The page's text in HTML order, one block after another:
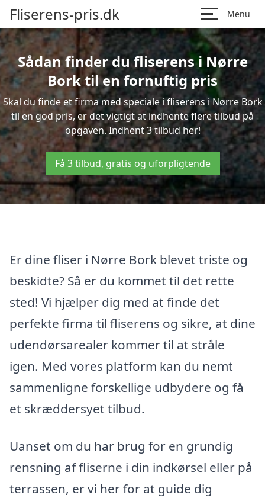
Fliserens-pris.dk Menu
Sådan finder du fliserens i Nørre
Bork til en fornuftig pris
Skal du finde et firma med speciale i fliserens i Nørre Bork
til en god pris, er det vigtigt at indhente flere tilbud på
opgaven. Indhent 3 tilbud her!
Få 3 tilbud, gratis og uforpligtende
Er dine fliser i Nørre Bork blevet triste og
beskidte? Så er du kommet til det rette
sted! Vi hjælper dig med at finde det
perfekte firma til fliserens og sikre, at dine
udendørsarealer kommer til at stråle
igen. Med vores platform kan du nemt
sammenligne forskellige udbydere og få
et skræddersyet tilbud.
Uanset om du har brug for en grundig
rensning af fliserne i din indkørsel eller på
terrassen, er vi her for at guide dig